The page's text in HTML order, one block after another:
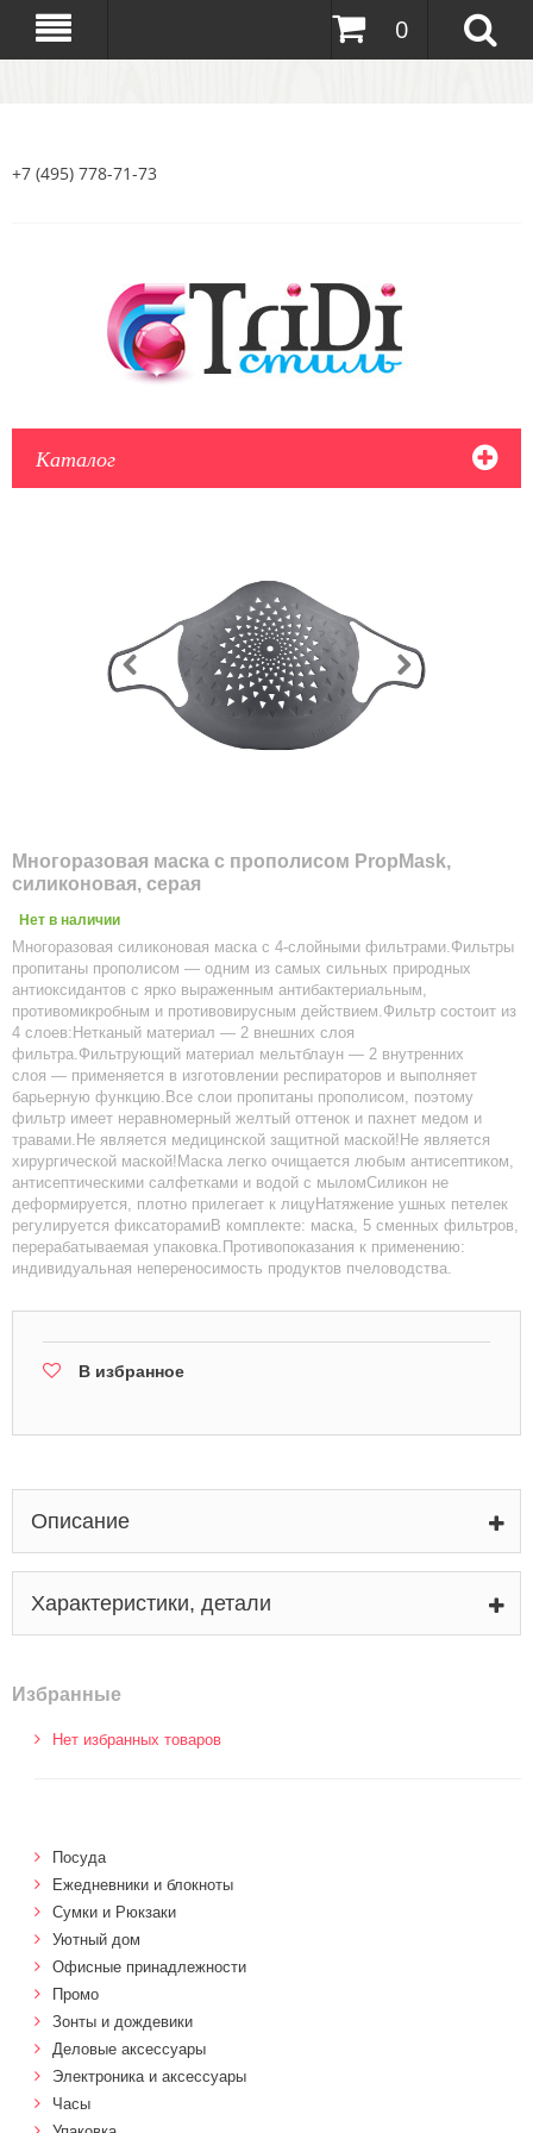
0
+7 (495) 778-71-73
Каталог
Многоразовая маска с прополисом PropMask,
силиконовая, серая
Нет в наличии
Многоразовая силиконовая маска с 4-слойными фильтрами.Фильтры
пропитаны прополисом — одним из самых сильных природных
антиоксидантов с ярко выраженным антибактериальным,
противомикробным и противовирусным действием.Фильтр состоит из
4 слоев:Нетканый материал — 2 внешних слоя
фильтра.Фильтрующий материал мельтблаун — 2 внутренних
слоя — применяется в изготовлении респираторов и выполняет
барьерную функцию.Все слои пропитаны прополисом, поэтому
фильтр имеет неравномерный желтый оттенок и пахнет медом и
травами.Не является медицинской защитной маской!Не является
хирургической маской!Маска легко очищается любым антисептиком,
антисептическими салфетками и водой с мыломСиликон не
деформируется, плотно прилегает к лицуНатяжение ушных петелек
регулируется фиксаторамиВ комплекте: маска, 5 сменных фильтров,
перерабатываемая упаковка.Противопоказания к применению:
индивидуальная непереносимость продуктов пчеловодства.
В избранное
Описание
Характеристики, детали
Избранные
Нет избранных товаров
Посуда
Ежедневники и блокноты
Сумки и Рюкзаки
Уютный дом
Офисные принадлежности
Промо
Зонты и дождевики
Деловые аксессуары
Электроника и аксессуары
Часы